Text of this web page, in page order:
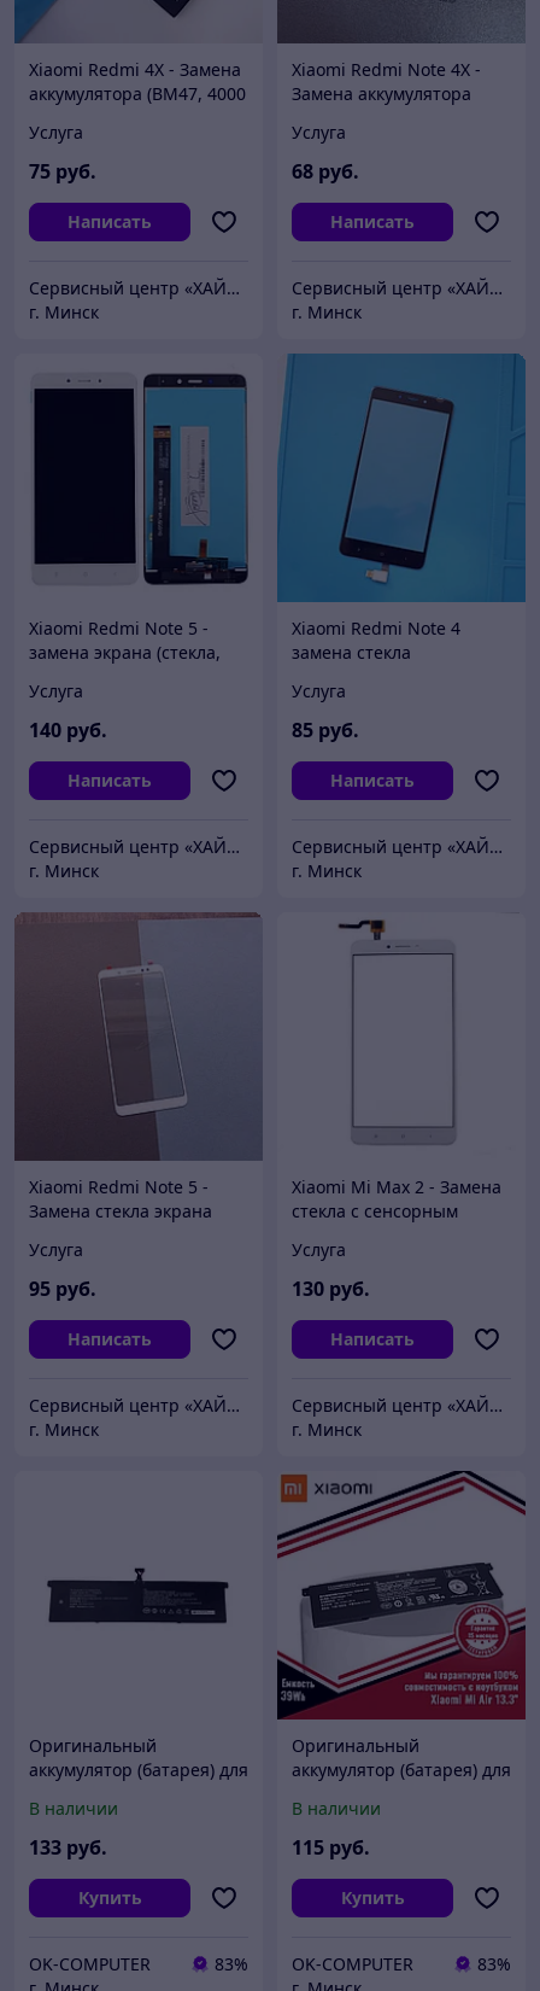
Xiaomi Redmi 4X - Замена
аккумулятора (BM47, 4000
Услуга
75 руб.
Написать
Сервисный центр «ХАЙТЕКСЕРВИС»
г. Минск
Xiaomi Redmi Note 4X -
Замена аккумулятора
Услуга
68 руб.
Написать
Сервисный центр «ХАЙТЕКСЕРВИС»
г. Минск
Xiaomi Redmi Note 5 -
замена экрана (стекла,
дисплея), ориг. дисплей
Услуга
140 руб.
Написать
Сервисный центр «ХАЙТЕКСЕРВИС»
г. Минск
Xiaomi Redmi Note 4
замена стекла
Услуга
85 руб.
Написать
Сервисный центр «ХАЙТЕКСЕРВИС»
г. Минск
Xiaomi Redmi Note 5 -
Замена стекла экрана
Услуга
95 руб.
Написать
Сервисный центр «ХАЙТЕКСЕРВИС»
г. Минск
Xiaomi Mi Max 2 - Замена
стекла с сенсорным
Услуга
130 руб.
Написать
Сервисный центр «ХАЙТЕКСЕРВИС»
г. Минск
Оригинальный
аккумулятор (батарея) для
15.6 (R15B01W) 7.6V
7900mAh
В наличии
133 руб.
Купить
OK-COMPUTER
83%
Оригинальный
аккумулятор (батарея) для
13.3 (R13B01W/R13B02W)
7.6V 39Wh
В наличии
115 руб.
Купить
OK-COMPUTER
83%